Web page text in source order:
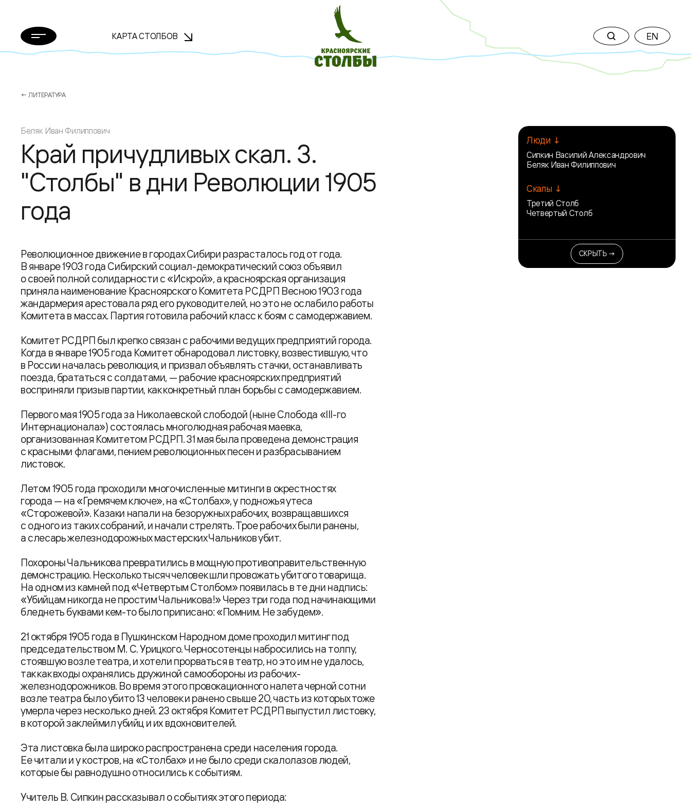
КАРТА СТОЛБОВ EN
← ЛИТЕРАТУРА
Беляк Иван Филиппович
Край причудливых скал. 3.
"Столбы" в дни Революции 1905
года
Революционное движение в городах Сибири разрасталось год от года.
В январе 1903 года Сибирский социал-демократический союз объявил
о своей полной солидарности с «Искрой», а красноярская организация
приняла наименование Красноярского Комитета РСДРП Весною 1903 года
жандармерия арестовала ряд его руководителей, но это не ослабило работы
Комитета в массах. Партия готовила рабочий класс к боям с самодержавием.
Комитет РСДРП был крепко связан с рабочими ведущих предприятий города.
Когда в январе 1905 года Комитет обнародовал листовку, возвестившую, что
в России началась революция, и призвал объявлять стачки, останавливать
поезда, брататься с солдатами, — рабочие красноярских предприятий
восприняли призыв партии, как конкретный план борьбы с самодержавием.
Первого мая 1905 года за Николаевской слободой (ныне Слобода «III-го
Интернационала») состоялась многолюдная рабочая маевка,
организованная Комитетом РСДРП. 31 мая была проведена демонстрация
с красными флагами, пением революционных песен и разбрасыванием
листовок.
Летом 1905 года проходили многочисленные митинги в окрестностях
города — на «Гремячем ключе», на «Столбах», у подножья утеса
«Сторожевой». Казаки напали на безоружных рабочих, возвращавшихся
с одного из таких собраний, и начали стрелять. Трое рабочих были ранены,
а слесарь железнодорожных мастерских Чальников убит.
Похороны Чальникова превратились в мощную противоправительственную
демонстрацию. Несколько тысяч человек шли провожать убитого товарища.
На одном из камней под «Четвертым Столбом» появилась в те дни надпись:
«Убийцам никогда не простим Чальникова!» Через три года под начинающими
бледнеть буквами кем-то было приписано: «Помним. Не забудем».
21 октября 1905 года в Пушкинском Народном доме проходил митинг под
председательством М. С. Урицкого. Черносотенцы набросились на толпу,
стоявшую возле театра, и хотели прорваться в театр, но это им не удалось,
так как входы охранялись дружиной самообороны из рабочих-
железнодорожников. Во время этого провокационного налета черной сотни
возле театра было убито 13 человек и ранено свыше 20, часть из которых тоже
умерла через несколько дней. 23 октября Комитет РСДРП выпустил листовку,
в которой заклеймил убийц и их вдохновителей.
Эта листовка была широко распространена среди населения города.
Ее читали и у костров, на «Столбах» и не было среди скалолазов людей,
которые бы равнодушно относились к событиям.
Учитель В. Сипкин рассказывал о событиях этого периода:
Люди ↓
Сипкин Василий Александрович
Беляк Иван Филиппович
Скалы ↓
Третий Столб
Четвертый Столб
СКРЫТЬ →